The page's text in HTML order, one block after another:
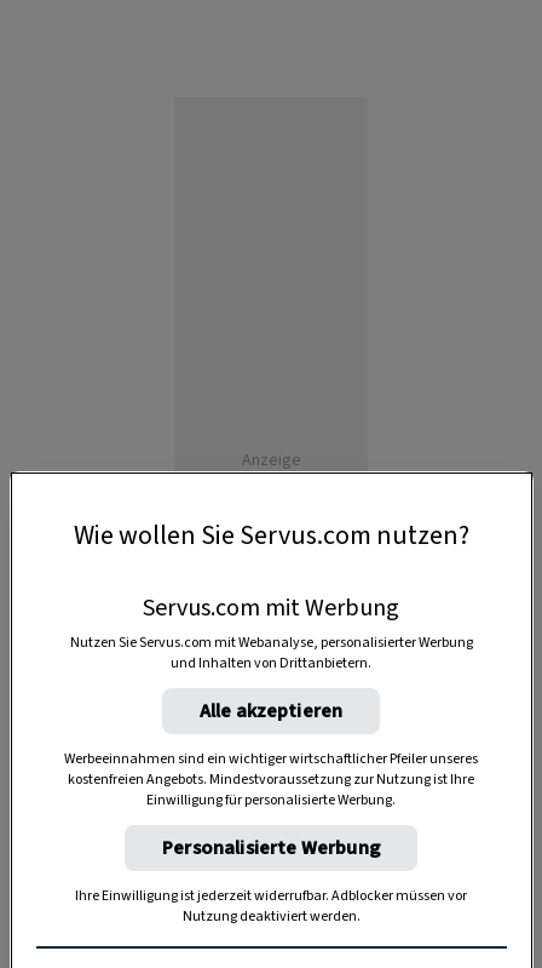
Anzeige
SPEICHERN DRUCKEN
Wie wollen Sie Servus.com nutzen?
Servus.com mit Werbung
Nutzen Sie Servus.com mit Webanalyse, personalisierter Werbung
und Inhalten von Drittanbietern.
Alle akzeptieren
Werbeeinnahmen sind ein wichtiger wirtschaftlicher Pfeiler unseres
kostenfreien Angebots. Mindestvoraussetzung zur Nutzung ist Ihre
Einwilligung für personalisierte Werbung.
Personalisierte Werbung
Ihre Einwilligung ist jederzeit widerrufbar. Adblocker müssen vor
Nutzung deaktiviert werden.